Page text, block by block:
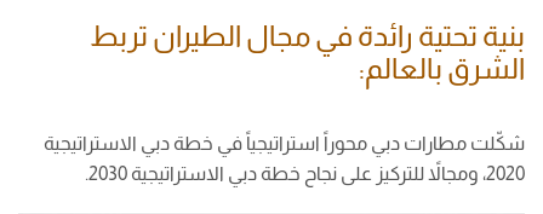
بنية تحتية رائدة في مجال الطيران تربط
الشرق بالعالم:
شكّلت مطارات دبي محوراً استراتيجياً في خطة دبي الاستراتيجية
2020، ومجالاً للتركيز على نجاح خطة دبي الاستراتيجية 2030.